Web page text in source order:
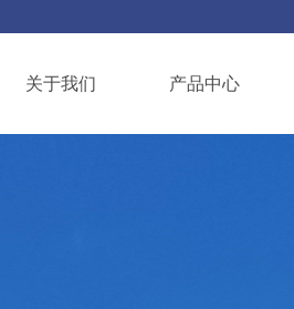
关于我们 产品中心